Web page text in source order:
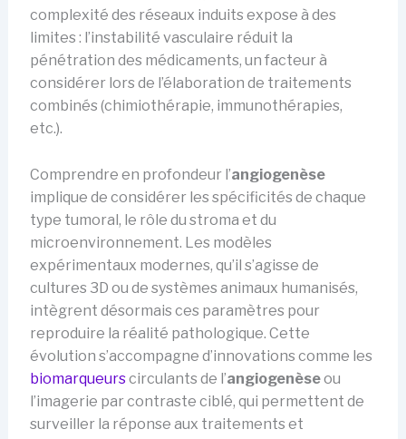
complexité des réseaux induits expose à des
limites : l’instabilité vasculaire réduit la
pénétration des médicaments, un facteur à
considérer lors de l’élaboration de traitements
combinés (chimiothérapie, immunothérapies,
etc.).
Comprendre en profondeur l’angiogenèse
implique de considérer les spécificités de chaque
type tumoral, le rôle du stroma et du
microenvironnement. Les modèles
expérimentaux modernes, qu’il s’agisse de
cultures 3D ou de systèmes animaux humanisés,
intègrent désormais ces paramètres pour
reproduire la réalité pathologique. Cette
évolution s’accompagne d’innovations comme les
biomarqueurscirculants de l’angiogenèseou
l’imagerie par contraste ciblé, qui permettent de
surveiller la réponse aux traitements et